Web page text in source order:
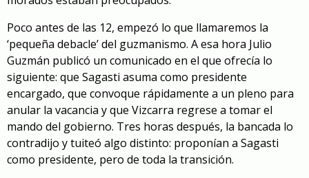
Poco antes de las 12, empezó lo que llamaremos la
‘pequeña debacle’ del guzmanismo. A esa hora Julio
Guzmán publicó un comunicado en el que ofrecía lo
siguiente: que Sagasti asuma como presidente
encargado, que convoque rápidamente a un pleno para
anular la vacancia y que Vizcarra regrese a tomar el
mando del gobierno. Tres horas después, la bancada lo
contradijo y tuiteó algo distinto: proponían a Sagasti
como presidente, pero de toda la transición.